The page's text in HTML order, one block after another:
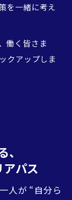
を一緒に考え
働く皆さま
クアップしま
パス
人が “自分ら